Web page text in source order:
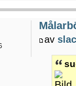
av